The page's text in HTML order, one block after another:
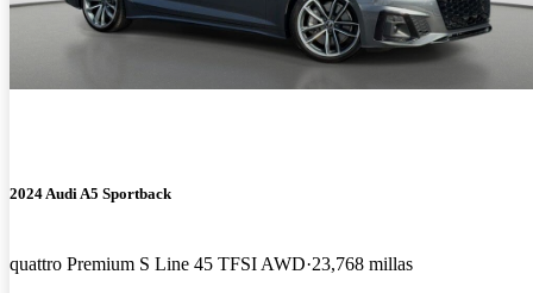
2024 Audi A5 Sportback
quattro Premium S Line 45 TFSI AWD 23,768 millas